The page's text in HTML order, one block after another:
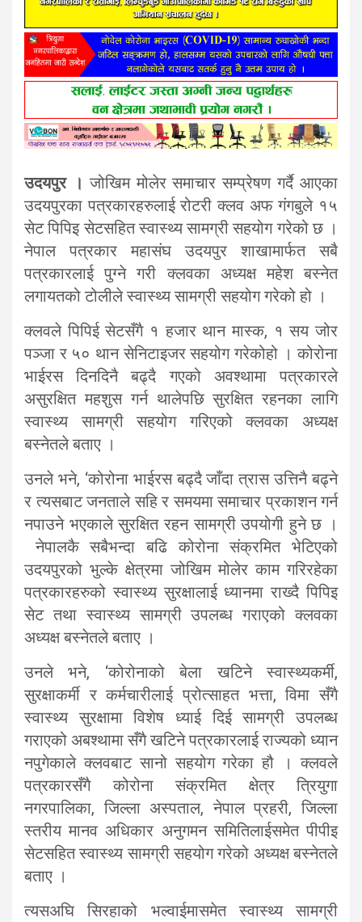
उदयपुर । जोखिम मोलेर समाचार सम्प्रेषण गर्दै आएका
उदयपुरका पत्रकारहरुलाई रोटरी क्लव अफ गंगबुले १५
सेट पिपिइ सेटसहित स्वास्थ्य सामग्री सहयोग गरेको छ ।
नेपाल पत्रकार महासंघ उदयपुर शाखामार्फत सबै
पत्रकारलाई पुग्ने गरी क्लवका अध्यक्ष महेश बस्नेत
लगायतको टोलीले स्वास्थ्य सामग्री सहयोग गरेको हो ।
क्लवले पिपिई सेटसँगै १ हजार थान मास्क, १ सय जोर
पञ्जा र ५० थान सेनिटाइजर सहयोग गरेकोहो । कोरोना
भाईरस दिनदिनै बढ्दै गएको अवश्थामा पत्रकारले
असुरक्षित महशुस गर्न थालेपछि सुरक्षित रहनका लागि
स्वास्थ्य सामग्री सहयोग गरिएको क्लवका अध्यक्ष
बस्नेतले बताए ।
उनले भने, ‘कोरोना भाईरस बढ्दै जाँदा त्रास उत्तिनै बढ्ने
र त्यसबाट जनताले सहि र समयमा समाचार प्रकाशन गर्न
नपाउने भएकाले सुरक्षित रहन सामग्री उपयोगी हुने छ ।
नेपालकै सबैभन्दा बढि कोरोना संक्रमित भेटिएको
उदयपुरको भुल्के क्षेत्रमा जोखिम मोलेर काम गरिरहेका
पत्रकारहरुको स्वास्थ्य सुरक्षालाई ध्यानमा राख्दै पिपिइ
सेट तथा स्वास्थ्य सामग्री उपलब्ध गराएको क्लवका
अध्यक्ष बस्नेतले बताए ।
उनले भने, ‘कोरोनाको बेला खटिने स्वास्थ्यकर्मी,
सुरक्षाकर्मी र कर्मचारीलाई प्रोत्साहत भत्ता, विमा सँगै
स्वास्थ्य सुरक्षामा विशेष ध्याई दिई सामग्री उपलब्ध
गराएको अबश्थामा सँगै खटिने पत्रकारलाई राज्यको ध्यान
नपुगेकाले क्लवबाट सानो सहयोग गरेका हौ । क्लवले
पत्रकारसँगै कोरोना संक्रमित क्षेत्र त्रियुगा
नगरपालिका, जिल्ला अस्पताल, नेपाल प्रहरी, जिल्ला
स्तरीय मानव अधिकार अनुगमन समितिलाईसमेत पीपीइ
सेटसहित स्वास्थ्य सामग्री सहयोग गरेको अध्यक्ष बस्नेतले
बताए ।
त्यसअघि सिरहाको भल्वाईमासमेत स्वास्थ्य सामग्री